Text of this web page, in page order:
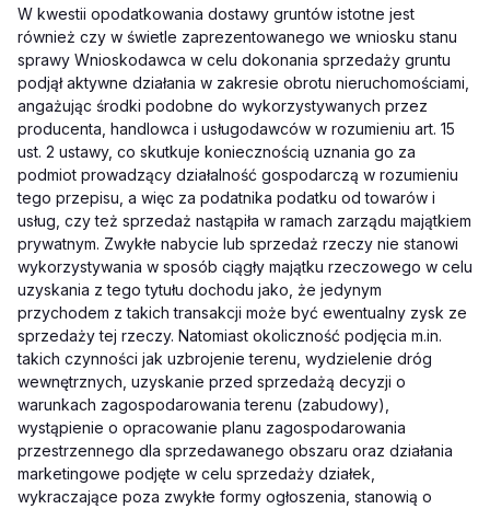
W kwestii opodatkowania dostawy gruntów istotne jest
również czy w świetle zaprezentowanego we wniosku stanu
sprawy Wnioskodawca w celu dokonania sprzedaży gruntu
podjął aktywne działania w zakresie obrotu nieruchomościami,
angażując środki podobne do wykorzystywanych przez
producenta, handlowca i usługodawców w rozumieniu art. 15
ust. 2 ustawy, co skutkuje koniecznością uznania go za
podmiot prowadzący działalność gospodarczą w rozumieniu
tego przepisu, a więc za podatnika podatku od towarów i
usług, czy też sprzedaż nastąpiła w ramach zarządu majątkiem
prywatnym. Zwykłe nabycie lub sprzedaż rzeczy nie stanowi
wykorzystywania w sposób ciągły majątku rzeczowego w celu
uzyskania z tego tytułu dochodu jako, że jedynym
przychodem z takich transakcji może być ewentualny zysk ze
sprzedaży tej rzeczy. Natomiast okoliczność podjęcia m.in.
takich czynności jak uzbrojenie terenu, wydzielenie dróg
wewnętrznych, uzyskanie przed sprzedażą decyzji o
warunkach zagospodarowania terenu (zabudowy),
wystąpienie o opracowanie planu zagospodarowania
przestrzennego dla sprzedawanego obszaru oraz działania
marketingowe podjęte w celu sprzedaży działek,
wykraczające poza zwykłe formy ogłoszenia, stanowią o